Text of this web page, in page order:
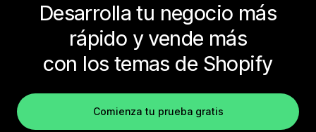
Desarrolla tu negocio más
rápido y vende más
con los temas de Shopify
Comienza tu prueba gratis